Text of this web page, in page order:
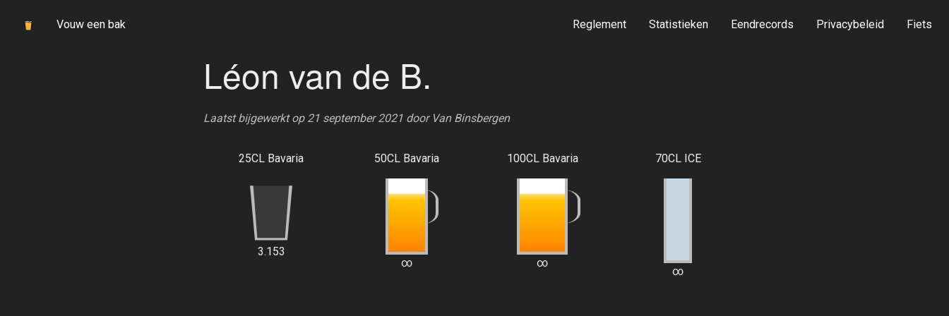
Vouw een bak Reglement Statistieken Eendrecords Privacybeleid Fiets
Léon van de B.
Laatst bijgewerkt op 21 september 2021 door Van Binsbergen
25CL Bavaria
3.153
50CL Bavaria
∞
100CL Bavaria
∞
70CL ICE
∞